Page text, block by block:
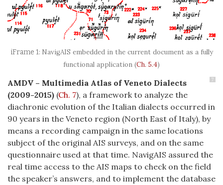
NavigAIS embedded in the current document as a fully
functional application (Ch. 5.4)
7
AMDV – Multimedia Atlas of Veneto Dialects
(2009-2015) (Ch. 7), a framework to analyze the
diachronic evolution of the Italian dialects occurred in
90 years in the Veneto region (North East of Italy), by
means a recording campaign in the same locations
subject of the original AIS surveys, and on the same
questionnaire used at that time. NavigAIS assured the
real time access to the AIS maps to check on the field
the speaker’s answers, and to implement the database